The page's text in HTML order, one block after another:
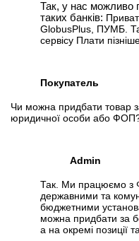
Так, у нас можливо
таких банків:
GlobusPlus, ПУМБ.
сервісу Плати
Покупатель
Чи можна придбати товар
юридичної особи або
Admin
Так. Ми працюємо з
державними та
бюджетними
можна придбати за
а на окремі позиції